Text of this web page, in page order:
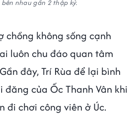
nhau gần 2 thập kỷ.
chồng không sống cạnh
luôn chu đáo quan tâm
đây, Trí Rùa để lại bình
của Ốc Thanh Vân khi
đi chơi công viên ở Úc.